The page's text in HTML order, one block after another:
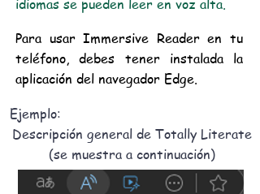
idiomas se pueden leer en voz alta.
Para usar Immersive Reader en tu
teléfono, debes tener instalada la
aplicación del navegador Edge.
Ejemplo:
Descripción general de Totally Literate
(se muestra a continuación)